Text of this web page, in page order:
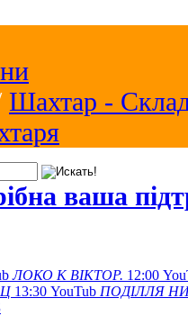
Шахтар -
ваша
ЛОКО К ВІКТОР. 12:00
13:30 YouTub ПОДІЛЛЯ